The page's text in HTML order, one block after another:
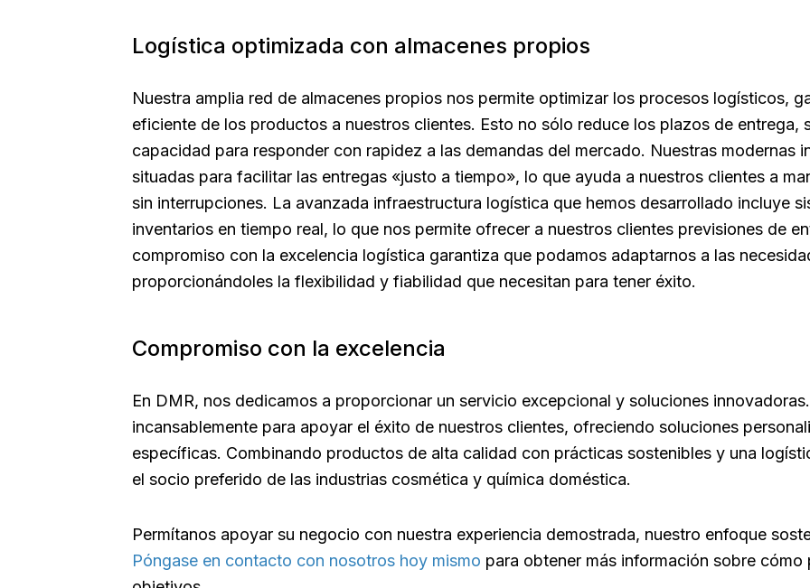
Logística optimizada con almacenes propios
Nuestra amplia red de almacenes propios nos permite optimizar los procesos logísticos,
eficiente de los productos a nuestros clientes. Esto no sólo reduce los plazos de entrega,
capacidad para responder con rapidez a las demandas del mercado. Nuestras modernas
situadas para facilitar las entregas «justo a tiempo», lo que ayuda a nuestros clientes a
sin interrupciones. La avanzada infraestructura logística que hemos desarrollado incluye
inventarios en tiempo real, lo que nos permite ofrecer a nuestros clientes previsiones de
compromiso con la excelencia logística garantiza que podamos adaptarnos a las
proporcionándoles la flexibilidad y fiabilidad que necesitan para tener éxito.
Compromiso con la excelencia
En DMR, nos dedicamos a proporcionar un servicio excepcional y soluciones
incansablemente para apoyar el éxito de nuestros clientes, ofreciendo soluciones
específicas. Combinando productos de alta calidad con prácticas sostenibles y una
el socio preferido de las industrias cosmética y química doméstica.
Permítanos apoyar su negocio con nuestra experiencia demostrada, nuestro enfoque
Póngase en contacto con nosotros hoy mismo para obtener más información sobre